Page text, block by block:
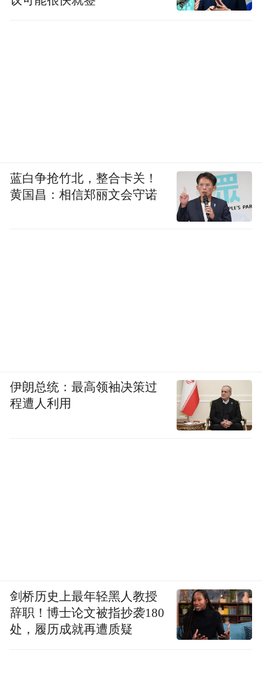
蓝白争抢竹北，整合卡关！
黄国昌：相信郑丽文会守诺
伊朗总统：最高领袖决策过
程遭人利用
剑桥历史上最年轻黑人教授
辞职！博士论文被指抄袭180
处，履历成就再遭质疑